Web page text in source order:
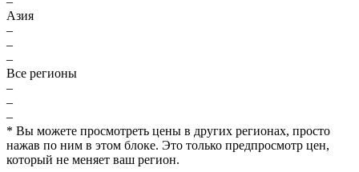
Азия
–
–
–
Все регионы
–
–
–
* Вы можете просмотреть цены в других регионах, просто
нажав по ним в этом блоке. Это только предпросмотр цен,
который не меняет ваш регион.